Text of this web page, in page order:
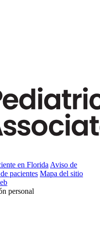
en Florida Aviso de
pacientes Mapa del sitio
personal